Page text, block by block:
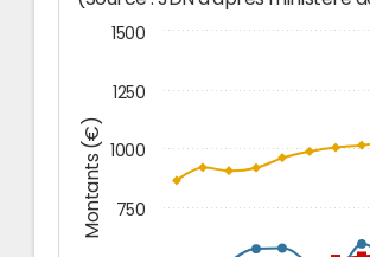
Montants (€) 750
1000
1250
1500